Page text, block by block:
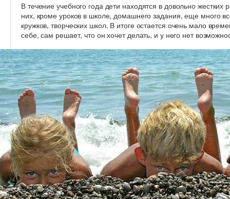
В течение учебного года дети находятся в довольно
них, кроме уроков в школе, домашнего задания, еще много
кружков, творческих школ. В итоге остается очень мало
себе, сам решает, что он хочет делать, и у него нет